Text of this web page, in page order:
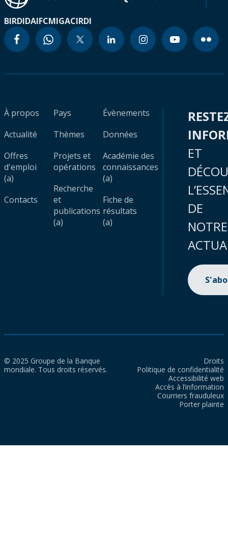
BIRDIDAIFCMIGACIRDI
À propos
Actualité
Offres
d'emploi
(a)
Contacts
Pays
Thèmes
Projets et
opérations
Recherche
et
publications
(a)
Évènements
Données
Académie des
connaissances
(a)
Fiche de
résultats
(a)
ET
DE
NOTRE
© 2025 Groupe de la Banque
mondiale. Tous droits réservés.
Droits
Politique de confidentialité
Accessibilité web
Accès à l’information
Courriers frauduleux
Porter plainte